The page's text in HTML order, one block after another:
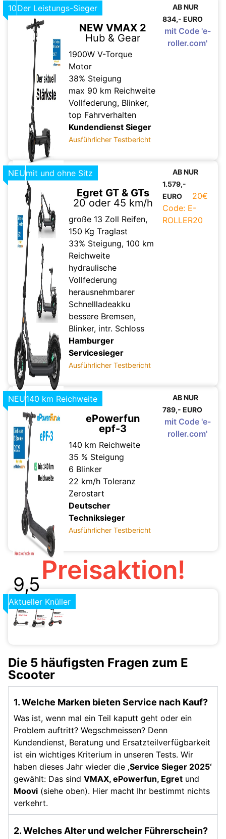
10
10Der Leistungs-Sieger
NEW VMAX 2
Hub & Gear
1900W V-Torque
Motor
38% Steigung
max 90 km Reichweite
Vollfederung, Blinker,
top Fahrverhalten
Kundendienst Sieger
Ausführlicher Testbericht
AB NUR
834,- EURO
mit Code 'e-
roller.com'
9,9
NEUmit und ohne Sitz
Egret GT & GTs
20 oder 45 km/h
große 13 Zoll Reifen,
150 Kg Traglast
33% Steigung, 100 km
Reichweite
hydraulische
Vollfederung
herausnehmbarer
Schnellladeakku
bessere Bremsen,
Blinker, intr. Schloss
Hamburger
Servicesieger
Ausführlicher Testbericht
AB NUR
1.579,-
EURO
20€
Code: E-
ROLLER20
9,5
NEU140 km Reichweite
ePowerfun
epf-3
140 km Reichweite
35 % Steigung
6 Blinker
22 km/h Toleranz
Zerostart
Deutscher
Techniksieger
Ausführlicher Testbericht
AB NUR
789,- EURO
mit Code 'e-
roller.com'
Preisaktion!
Aktueller Knüller
Die 5 häufigsten Fragen zum E
Scooter
1. Welche Marken bieten Service nach Kauf?
Was ist, wenn mal ein Teil kaputt geht oder ein
Problem auftritt? Wegschmeissen? Denn
Kundendienst, Beratung und Ersatzteilverfügbarkeit
ist ein wichtiges Kriterium in unseren Tests. Wir
haben dieses Jahr wieder die ‚Service Sieger 2025‘
gewählt: Das sind VMAX, ePowerfun, Egret und
Moovi (siehe oben). Hier macht Ihr bestimmt nichts
verkehrt.
2. Welches Alter und welcher Führerschein?